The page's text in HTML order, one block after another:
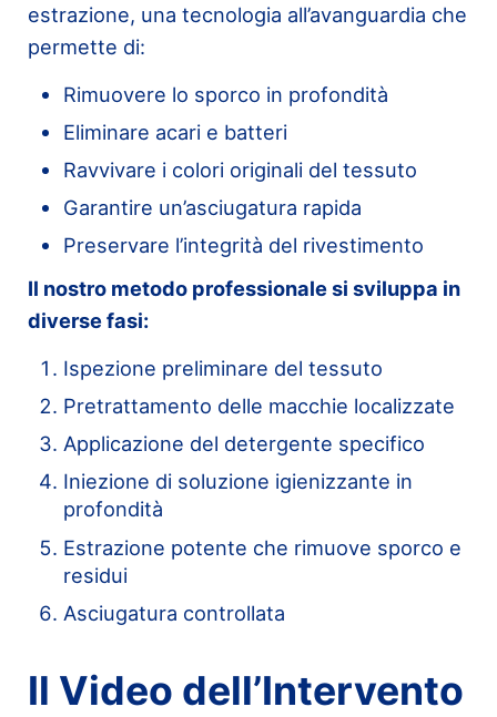
estrazione, una tecnologia all’avanguardia che
permette di:
Rimuovere lo sporco in profondità
Eliminare acari e batteri
Ravvivare i colori originali del tessuto
Garantire un’asciugatura rapida
Preservare l’integrità del rivestimento
Il nostro metodo professionale si sviluppa in
diverse fasi:
Ispezione preliminare del tessuto
Pretrattamento delle macchie localizzate
Applicazione del detergente specifico
Iniezione di soluzione igienizzante in
profondità
Estrazione potente che rimuove sporco e
residui
Asciugatura controllata
Il Video dell’Intervento